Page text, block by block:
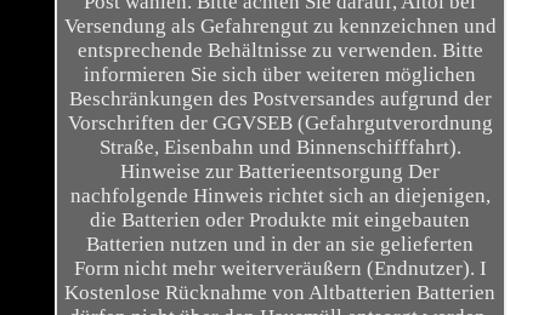
Versendung als Gefahrengut zu kennzeichnen und
entsprechende Behältnisse zu verwenden. Bitte
informieren Sie sich über weiteren möglichen
Beschränkungen des Postversandes aufgrund der
Vorschriften der GGVSEB (Gefahrgutverordnung
Straße, Eisenbahn und Binnenschifffahrt).
Hinweise zur Batterieentsorgung Der
nachfolgende Hinweis richtet sich an diejenigen,
die Batterien oder Produkte mit eingebauten
Batterien nutzen und in der an sie gelieferten
Form nicht mehr weiterveräußern (Endnutzer). I
Kostenlose Rücknahme von Altbatterien Batterien